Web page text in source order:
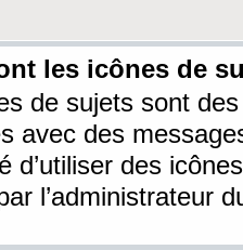
les icônes de
de sujets sont
avec des
d’utiliser des
l’administrateur